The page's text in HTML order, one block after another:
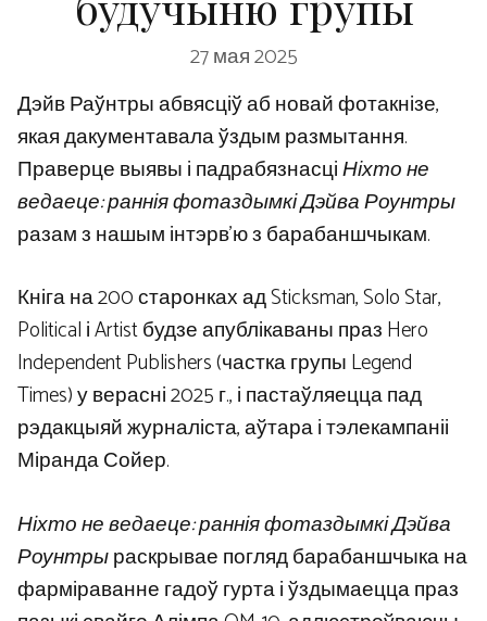
27 мая 2025
Дэйв Раўнтры абвясціў аб новай фотакнізе,
якая дакументавала ўздым размытання.
Праверце выявы і падрабязнасціНіхто не
ведаеце: раннія фотаздымкі Дэйва Роунтры
разам з нашым інтэрв’ю з барабаншчыкам.
Кніга на 200 старонках ад Sticksman, Solo Star,
Political і Artist будзе апублікаваны праз Hero
Independent Publishers (частка групы Legend
Times) у верасні 2025 г., і пастаўляецца пад
рэдакцыяй журналіста, аўтара і тэлекампаніі
Міранда Сойер.
Ніхто не ведаеце: раннія фотаздымкі Дэйва
Роунтрыраскрывае погляд барабаншчыка на
фарміраванне гадоў гурта і ўздымаецца праз